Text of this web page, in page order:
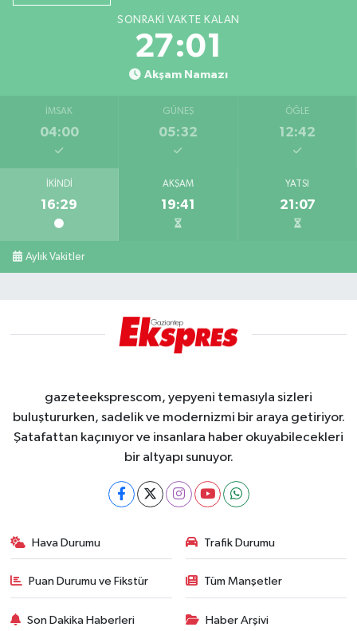
SONRAKI VAKTE KALAN
27:01
Akşam Namazı
İMSAK
04:00
GÜNEŞ
05:32
ÖĞLE
12:42
İKINDI
16:29
AKŞAM
19:41
YATSI
21:07
Aylık Vakitler
gazeteeksprescom, yepyeni temasıyla sizleri
buluştururken, sadelik ve modernizmi bir araya getiriyor.
Şatafattan kaçınıyor ve insanlara haber okuyabilecekleri
bir altyapı sunuyor.
Hava Durumu Trafik Durumu
Puan Durumu ve Fikstür Tüm Manşetler
Son Dakika Haberleri Haber Arşivi